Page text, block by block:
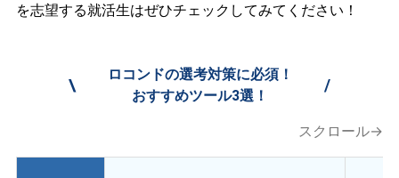
を志望する就活生はぜひチェックしてみてください！
\
ロコンドの選考対策に必須！
おすすめツール3選！
/
スクロール→